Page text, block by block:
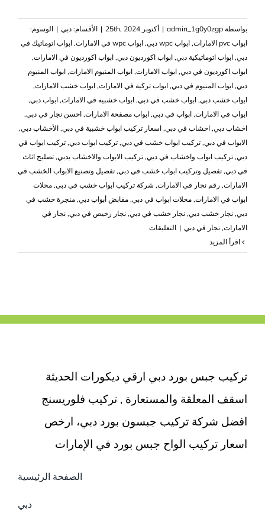
بواسطة admin_1g0y0zgp
| أكتوبر 25th, 2024 | الأقسام: دبي | الوسوم:
ابواب pvc الامارات
, ابواب wpc دبي , ابواب wpc في الامارات , ابواب اتوماتيك في
دبي, ابواب اتوماتيكية دبي, ابواب اكورديون دبي, ابواب اكورديون في الامارات,
ابواب اكورديون في دبي, ابواب الامارات, ابواب المنيوم الامارات, ابواب المنيوم
دبي, ابواب المنيوم في دبي, ابواب تركية في الامارات, ابواب خشب الامارات,
ابواب خشب دبي, ابواب خشب في دبي, ابواب خشبيه في الامارات, ابواب دبي,
ابواب في الامارات, ابواب في دبي, ابواب مصفحة الامارات, احسن نجار في دبي,
اخشاب دبي, اخشاب في دبي, اسعار تركيب ابواب خشبية في دبي, الأخشاب دبي,
الابواب في دبي,
, تركيب ابواب دبي, تركيب ابواب في
دبي, تركيب ابواب واخشاب في دبي,
, تصليح اثاث
في دبي, تفصيل وتركيب ابواب خشب في دبي, تفصيل وتصنيع الابواب الخشب في
الامارات, رقم نجار في الامارات, شركة تركيب ابواب خشب في دبى, محلات
ابواب في الامارات, محلات ابواب في دبي, مقابض أبواب دبي, منجرة خشب في
دبي, نجار خشب دبي, نجار خشب في دبي, نجار رخيص في دبي, نجار في
الامارات, نجار في دبي | التعليقاتعلى
ابواب
تفصيل
تركيب جبس بورد دبي ارقي ديكورات الحديثة
اسقف المعلقة والمستعارة , تركيب فلوريسنج
افضل شركة تركيب جبسون بورد دبي، ارخص
اسعار تركيب الواح جبس بورد في الإمارات
الصفحة الرئيسية
دبي